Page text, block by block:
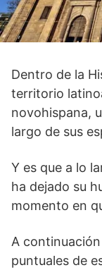
Dentro de la
territorio
novohispana,
largo de sus
Y es que a lo
ha dejado su
momento en
A
puntuales de